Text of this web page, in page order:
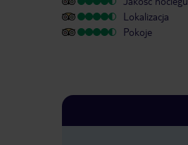
Lokalizacja
Pokoje